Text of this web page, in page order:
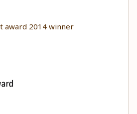
award 2014 winner